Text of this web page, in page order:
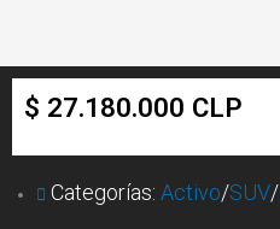
$ 27.180.000 CLP
Categorías: Activo/SUV/